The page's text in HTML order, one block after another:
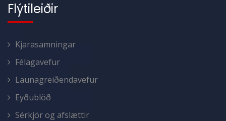
Flýtileiðir
Kjarasamningar
Félagavefur
Launagreiðendavefur
Eyðublöð
Sérkjör og afslættir